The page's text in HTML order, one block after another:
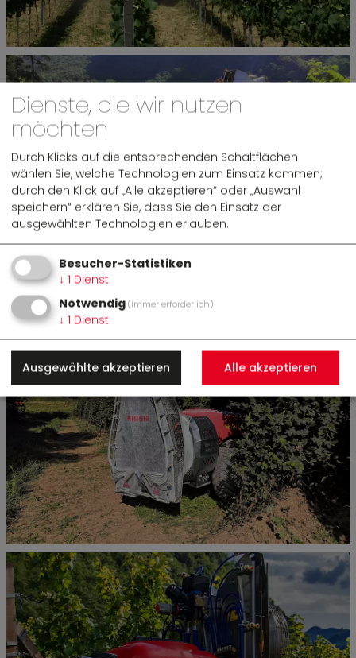
Dienste, die wir nutzen
möchten
Durch Klicks auf die entsprechenden Schaltflächen
wählen Sie, welche Technologien zum Einsatz kommen;
durch den Klick auf „Alle akzeptieren“ oder „Auswahl
speichern“ erklären Sie, dass Sie den Einsatz der
ausgewählten Technologien erlauben.
Besucher-Statistiken
↓ 1 Dienst
Notwendig(immer erforderlich)
↓ 1 Dienst
Ausgewählte akzeptieren Alle akzeptieren